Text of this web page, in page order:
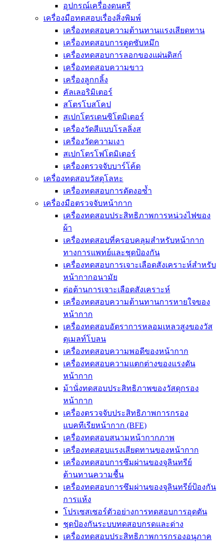
อุปกรณ์เครื่องดนตรี
เครื่องมือทดสอบเรื่องสิ่งพิมพ์
เครื่องทดสอบความต้านทานแรงเสียดทาน
เครื่องทดสอบการดูดซับหมึก
เครื่องทดสอบการลอกของแผ่นดิสก์
เครื่องทดสอบความขาว
เครื่องลูกกลิ้ง
คัลเลอริมิเตอร์
สโตรโบสโคป
สเปกโตรเดนซิโตมิเตอร์
เครื่องวัดสีแบบโรลลิ่งส
เครื่องวัดความเงา
สเปกโตรโฟโตมิเตอร์
เครื่องตรวจจับบาร์โค้ด
เครื่องทดสอบวัสดุโลหะ
เครื่องทดสอบการดัดงอซ้ำ
เครื่องมือตรวจจับหน้ากาก
เครื่องทดสอบประสิทธิภาพการหน่วงไฟของ
ผ้า
เครื่องทดสอบที่ครอบคลุมสำหรับหน้ากาก
ทางการแพทย์และชุดป้องกัน
เครื่องทดสอบการเจาะเลือดสังเคราะห์สำหรับ
หน้ากากอนามัย
ต่อต้านการเจาะเลือดสังเคราะห์
เครื่องทดสอบความต้านทานการหายใจของ
หน้ากาก
เครื่องทดสอบอัตราการหลอมเหลวสูงของวัส
ดุเมลท์โบลน
เครื่องทดสอบความพอดีของหน้ากาก
เครื่องทดสอบความแตกต่างของแรงดัน
หน้ากาก
ม้านั่งทดสอบประสิทธิภาพของวัสดุกรอง
หน้ากาก
เครื่องตรวจจับประสิทธิภาพการกรอง
แบคทีเรียหน้ากาก (BFE)
เครื่องทดสอบสนามหน้ากากภาพ
เครื่องทดสอบแรงเสียดทานของหน้ากาก
เครื่องทดสอบการซึมผ่านของจุลินทรีย์
ต้านทานความชื้น
เครื่องทดสอบการซึมผ่านของจุลินทรีย์ป้องกัน
การแห้ง
โปรเซสเซอร์ตัวอย่างการทดสอบการอุดตัน
ชุดป้องกันระบบทดสอบกรดและด่าง
เครื่องทดสอบประสิทธิภาพการกรองอนุภาค